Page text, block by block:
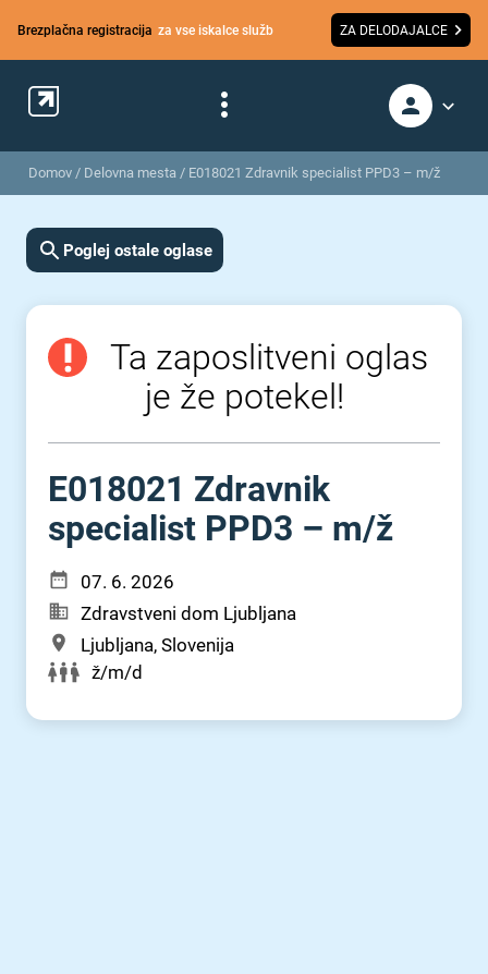
Brezplačna registracija za vse iskalce služb ZA DELODAJALCE
Domov / Delovna mesta / E018021 Zdravnik specialist PPD3 – m/ž
Poglej ostale oglase
Ta zaposlitveni oglas
je že potekel!
E018021 Zdravnik
specialist PPD3 – m⁠/⁠ž
07. 6. 2026
Zdravstveni dom Ljubljana
Ljubljana, Slovenija
ž/m/d